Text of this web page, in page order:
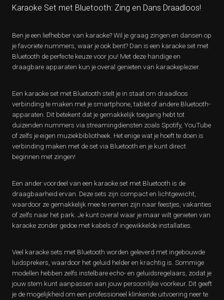
Karaoke Set met Bluetooth: Zing en Dans Draadloos!
Ben je een liefhebber van karaoke? Wil je graag zingen en dansen op
je favoriete nummers, waar je ook bent? Dan is een karaoke set met
Bluetooth de perfecte keuze voor jou! Met deze handige en
draagbare apparaten kun je overal genieten van karaokeplezier.
Een karaoke set met Bluetooth stelt je in staat om draadloos
verbinding te maken met je smartphone, tablet of andere Bluetooth-
apparaten. Dit betekent dat je gemakkelijk toegang hebt tot
duizenden nummers via streamingdiensten zoals Spotify, YouTube
of zelfs je eigen muziekbibliotheek. Het enige wat je hoeft te doen is
verbinding maken met de set via Bluetooth en je kunt direct
beginnen met zingen!
Een ander voordeel van een karaoke set met Bluetooth is de
draagbaarheid ervan. Deze sets zijn compact en lichtgewicht,
waardoor ze gemakkelijk mee te nemen zijn naar feestjes, vakanties
of zelfs naar het park. Je kunt overal waar je maar wilt genieten van
karaoke zonder gedoe met kabels of ingewikkelde installaties.
Veel karaoke sets met Bluetooth worden geleverd met ingebouwde
luidsprekers, waardoor het geluid helder en krachtig is. Sommige
modellen hebben zelfs instelbare echo- en geluidsregelaars, zodat je
jouw stem kunt aanpassen aan jouw persoonlijke voorkeur. Dit geeft
je de mogelijkheid om een professioneel klinkende uitvoering neer te